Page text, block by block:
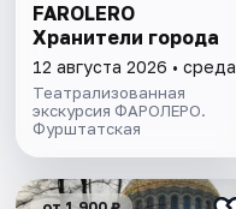
FAROLERO
Хранители города
12 августа 2026 • среда
Театрализованная
экскурсия ФАРОЛЕРО.
Фурштатская